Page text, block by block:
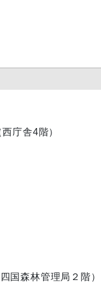
庁舎4階）
国森林管理局２階）